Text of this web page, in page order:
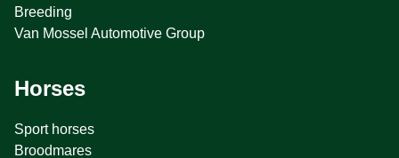
Breeding
Van Mossel Automotive Group
Horses
Sport horses
Broodmares